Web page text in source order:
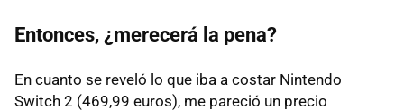
Entonces, ¿merecerá la pena?
En cuanto se reveló lo que iba a costar Nintendo
Switch 2 (469,99 euros), me pareció un precio